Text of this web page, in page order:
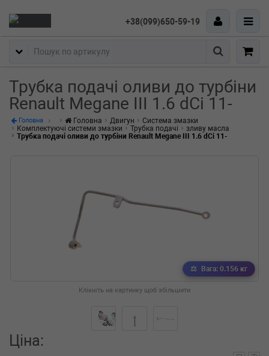
+38(099)650-59-19
Пошук
Трубка подачі оливи до турбіни
Renault Megane III 1.6 dCi 11-
Головна Головна Двигун
Система змазки
Комплектуючі системи змазки
Трубка подачі
зливу масла
Трубка подачі оливи до турбіни Renault Megane III 1.6 dCi 11-
Вага: 0.156 кг
Клікніть на картинку щоб збільшити
Ціна: